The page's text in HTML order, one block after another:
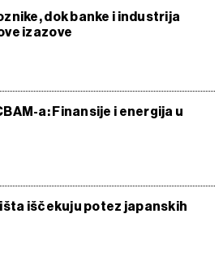
dok banke i industrija
izazove
a: Finansije i energija u
iščekuju potez japanskih